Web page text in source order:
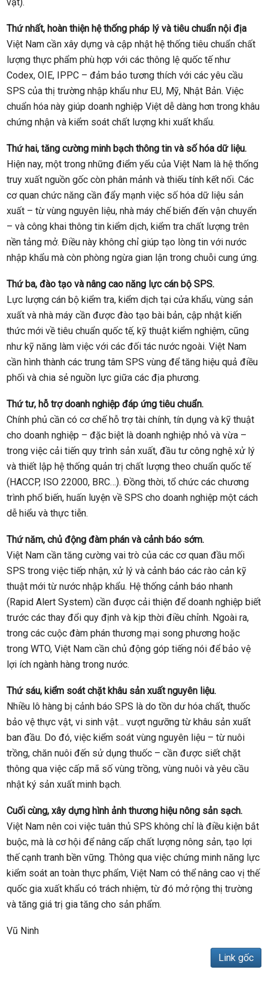
Thứ nhất, hoàn thiện hệ thống pháp lý và tiêu chuẩn nội địa
Việt Nam cần xây dựng và cập nhật hệ thống tiêu chuẩn chất
lượng thực phẩm phù hợp với các thông lệ quốc tế như
Codex, OIE, IPPC – đảm bảo tương thích với các yêu cầu
SPS của thị trường nhập khẩu như EU, Mỹ, Nhật Bản. Việc
chuẩn hóa này giúp doanh nghiệp Việt dễ dàng hơn trong khâu
chứng nhận và kiểm soát chất lượng khi xuất khẩu.
Thứ hai, tăng cường minh bạch thông tin và số hóa dữ liệu.
Hiện nay, một trong những điểm yếu của Việt Nam là hệ thống
truy xuất nguồn gốc còn phân mảnh và thiếu tính kết nối. Các
cơ quan chức năng cần đẩy mạnh việc số hóa dữ liệu sản
xuất – từ vùng nguyên liệu, nhà máy chế biến đến vận chuyển
– và công khai thông tin kiểm dịch, kiểm tra chất lượng trên
nền tảng mở. Điều này không chỉ giúp tạo lòng tin với nước
nhập khẩu mà còn phòng ngừa gian lận trong chuỗi cung ứng.
Thứ ba, đào tạo và nâng cao năng lực cán bộ SPS.
Lực lượng cán bộ kiểm tra, kiểm dịch tại cửa khẩu, vùng sản
xuất và nhà máy cần được đào tạo bài bản, cập nhật kiến
thức mới về tiêu chuẩn quốc tế, kỹ thuật kiểm nghiệm, cũng
như kỹ năng làm việc với các đối tác nước ngoài. Việt Nam
cần hình thành các trung tâm SPS vùng để tăng hiệu quả điều
phối và chia sẻ nguồn lực giữa các địa phương.
Thứ tư, hỗ trợ doanh nghiệp đáp ứng tiêu chuẩn.
Chính phủ cần có cơ chế hỗ trợ tài chính, tín dụng và kỹ thuật
cho doanh nghiệp – đặc biệt là doanh nghiệp nhỏ và vừa –
trong việc cải tiến quy trình sản xuất, đầu tư công nghệ xử lý
và thiết lập hệ thống quản trị chất lượng theo chuẩn quốc tế
(HACCP, ISO 22000, BRC…). Đồng thời, tổ chức các chương
trình phổ biến, huấn luyện về SPS cho doanh nghiệp một cách
dễ hiểu và thực tiễn.
Thứ năm, chủ động đàm phán và cảnh báo sớm.
Việt Nam cần tăng cường vai trò của các cơ quan đầu mối
SPS trong việc tiếp nhận, xử lý và cảnh báo các rào cản kỹ
thuật mới từ nước nhập khẩu. Hệ thống cảnh báo nhanh
(Rapid Alert System) cần được cải thiện để doanh nghiệp biết
trước các thay đổi quy định và kịp thời điều chỉnh. Ngoài ra,
trong các cuộc đàm phán thương mại song phương hoặc
trong WTO, Việt Nam cần chủ động góp tiếng nói để bảo vệ
lợi ích ngành hàng trong nước.
Thứ sáu, kiểm soát chặt khâu sản xuất nguyên liệu.
Nhiều lô hàng bị cảnh báo SPS là do tồn dư hóa chất, thuốc
bảo vệ thực vật, vi sinh vật… vượt ngưỡng từ khâu sản xuất
ban đầu. Do đó, việc kiểm soát vùng nguyên liệu – từ nuôi
trồng, chăn nuôi đến sử dụng thuốc – cần được siết chặt
thông qua việc cấp mã số vùng trồng, vùng nuôi và yêu cầu
nhật ký sản xuất minh bạch.
Cuối cùng, xây dựng hình ảnh thương hiệu nông sản sạch.
Việt Nam nên coi việc tuân thủ SPS không chỉ là điều kiện bắt
buộc, mà là cơ hội để nâng cấp chất lượng nông sản, tạo lợi
thế cạnh tranh bền vững. Thông qua việc chứng minh năng lực
kiểm soát an toàn thực phẩm, Việt Nam có thể nâng cao vị thế
quốc gia xuất khẩu có trách nhiệm, từ đó mở rộng thị trường
và tăng giá trị gia tăng cho sản phẩm.
Vũ Ninh
Link gốc